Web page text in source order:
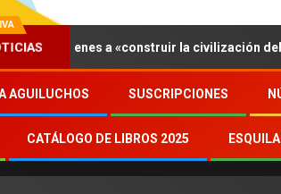
los jóvenes a «construir la civilización del
AGUILUCHOS SUSCRIPCIONES
CATÁLOGO DE LIBROS 2025